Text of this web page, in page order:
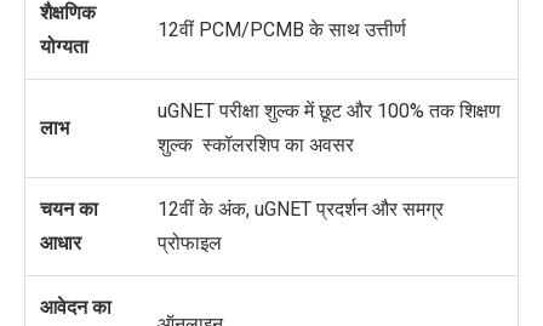
शैक्षणिक
योग्यता
12वीं PCM/PCMB के साथ उत्तीर्ण
लाभ
uGNET परीक्षा शुल्क में छूट और 100% तकशिक्षण
शुल्क स्कॉलरशिप का अवसर
चयन का
आधार
12वीं के अंक, uGNET प्रदर्शन और समग्र
प्रोफाइल
आवेदन का